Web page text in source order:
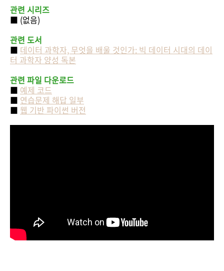
관련 시리즈
■ (없음)
관련 도서
■ 데이터 과학자, 무엇을 배울 것인가: 빅 데이터 시대의 데이
터 과학자 양성 독본
관련 파일 다운로드
■ 예제 코드
■ 연습문제 해답 일부
■ 웹 기반 파이썬 버전